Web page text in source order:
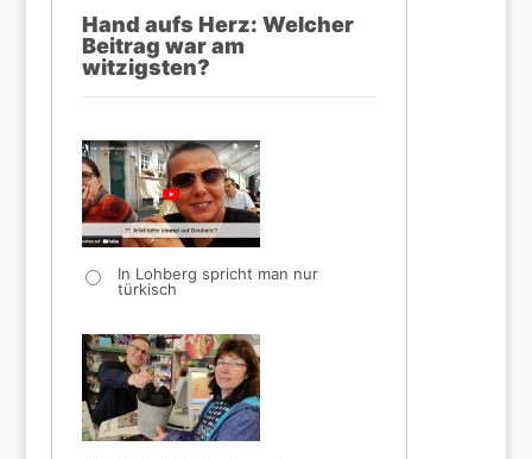
Hand aufs Herz: Welcher
Beitrag war am
witzigsten?
In Lohberg spricht man nur
türkisch